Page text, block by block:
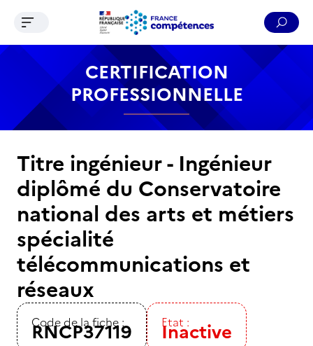
Contenu Recherche Menu Pied de page
Ouvrir le menu de navigation
CERTIFICATION
PROFESSIONNELLE
Titre ingénieur - Ingénieur
diplômé du Conservatoire
national des arts et métiers
spécialité
télécommunications et
réseaux
Code de la fiche :
RNCP37119 Etat :
Inactive